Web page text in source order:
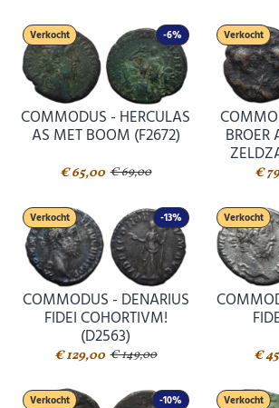
-6%
Verkocht
COMMODUS - HERCULAS
AS MET BOOM (F2672)
€ 65,00 € 69,00
Verkocht
BROER
€
-13%
Verkocht
COMMODUS - DENARIUS
FIDEI COHORTIVM!
(D2563)
€ 129,00 € 149,00
Verkocht
€
-10%
Verkocht Verkocht